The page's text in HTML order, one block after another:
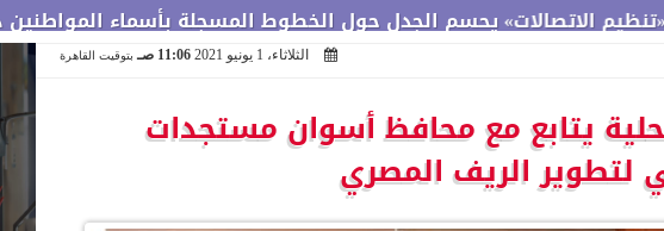
يحسم الجدل حول الخطوط المسجلة بأسماء المواطنين دون علمهم
الثلاثاء، 1 يونيو 2021 11:06 صـ بتوقيت القاهرة
يتابع مع محافظ أسوان مستجدات
لتطوير الريف المصري